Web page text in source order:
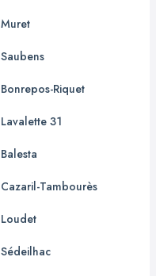
Muret
Saubens
Bonrepos-Riquet
Lavalette 31
Balesta
Cazaril-Tambourès
Loudet
Sédeilhac